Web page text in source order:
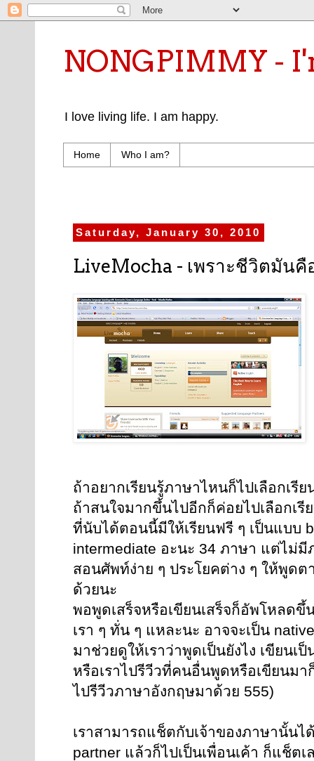
NONGPIMMY -
I love living life. I am happy.
Home Who I am?
Saturday, January 30, 2010
LiveMocha - เพราะชีวิตมัน
ถ้าอยากเรียนรู้ภาษาไหนก็ไปเลือกเรีย
ถ้าสนใจมากขึ้นไปอีกก็ค่อยไปเลือกเรี
ที่นับได้ตอนนี้มีให้เรียนฟรี ๆ เป็นแบบ
intermediate อะนะ 34 ภาษา แต่ไม่มี
สอนศัพท์ง่าย ๆ ประโยคต่าง ๆ ให้พูด
ด้วยนะ
พอพูดเสร็จหรือเขียนเสร็จก็อัพโหลดขึ้
เรา ๆ ทั่น ๆ แหละนะ อาจจะเป็น
มาช่วยดูให้เราว่าพูดเป็นยังไง เขียนเป็
หรือเราไปรีวีวที่คนอื่นพูดหรือเขียนม
ไปรีวีวภาษาอังกฤษมาด้วย 555)
เราสามารถแช็ตกับเจ้าของภาษานั้นไ
partner แล้วก็ไปเป็นเพื่อนเค้า ก็แช็ต